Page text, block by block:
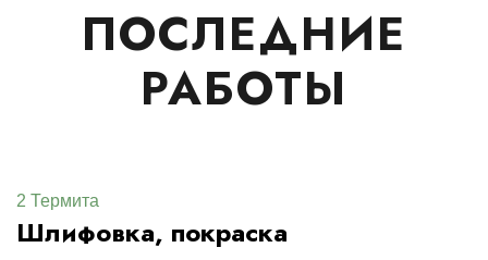
ПОСЛЕДНИЕ
РАБОТЫ
2 Термита
Шлифовка, покраска